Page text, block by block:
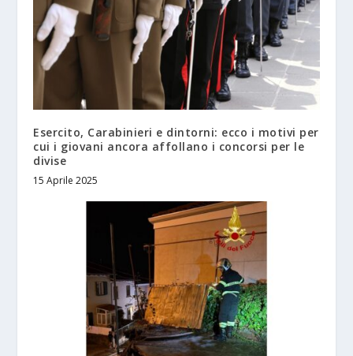
Esercito, Carabinieri e dintorni: ecco i motivi per
cui i giovani ancora affollano i concorsi per le
divise
15 Aprile 2025